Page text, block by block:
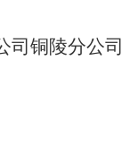
铜陵分公司